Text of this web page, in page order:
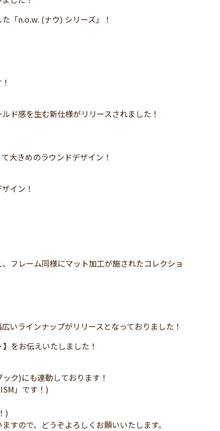
「n.o.w. (ナウ) シリーズ」！
ド感を生む新仕様がリリースされました！
大きめのラウンドデザイン！
イン！
フレーム同様にマット加工が施されたコレクショ
いラインナップがリリースとなっておりました！
をお伝えいたしました！
ク)にも連動しております！
」です！)
)
すので、どうぞよろしくお願いいたします。